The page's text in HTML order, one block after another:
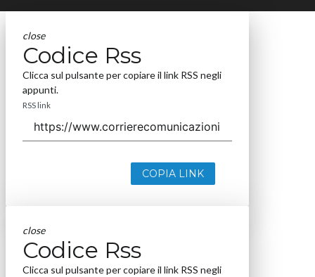
close
Codice Rss
Clicca sul pulsante per copiare il link RSS negli
appunti.
RSS link
COPIA LINK
close
Codice Rss
Clicca sul pulsante per copiare il link RSS negli